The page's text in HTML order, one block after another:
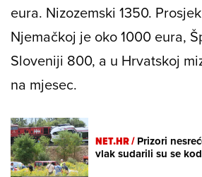
eura. Nizozemski 1350.
Njemačkoj je oko 1000 eura,
Sloveniji 800, a u Hrvatskoj
na mjesec.
NET.HR /Prizori
vlak sudarili su se